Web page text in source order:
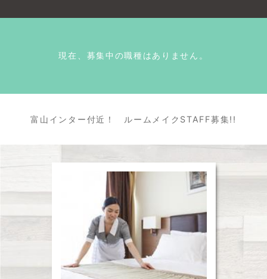
現在、募集中の職種はありません。
富山インター付近！ ルームメイクSTAFF募集!!